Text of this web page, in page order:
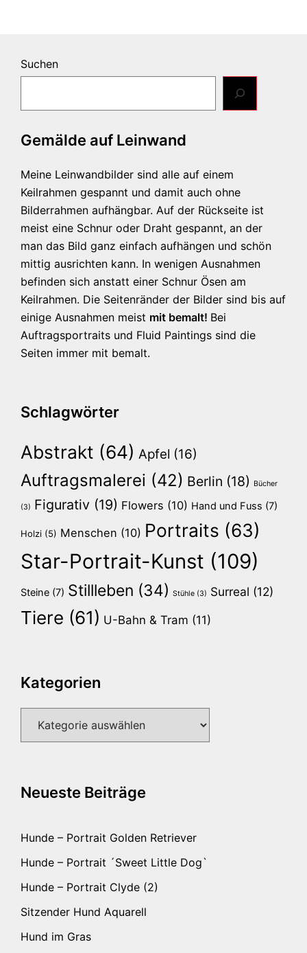
Suchen
Gemälde auf Leinwand
Meine Leinwandbilder sind alle auf einem
Keilrahmen gespannt und damit auch ohne
Bilderrahmen aufhängbar. Auf der Rückseite ist
meist eine Schnur oder Draht gespannt, an der
man das Bild ganz einfach aufhängen und schön
mittig ausrichten kann. In wenigen Ausnahmen
befinden sich anstatt einer Schnur Ösen am
Keilrahmen. Die Seitenränder der Bilder sind bis auf
einige Ausnahmen meist mit bemalt! Bei
Auftragsportraits und Fluid Paintings sind die
Seiten immer mit bemalt.
Schlagwörter
Abstrakt (64) Apfel (16)
Auftragsmalerei (42) Berlin (18) Bücher
(3) Figurativ (19) Flowers (10) Hand und Fuss (7)
Holzi (5) Menschen (10) Portraits (63)
Star-Portrait-Kunst (109)
Steine (7) Stillleben (34) Stühle (3) Surreal (12)
Tiere (61) U-Bahn & Tram (11)
Kategorien
Neueste Beiträge
Hunde – Portrait Golden Retriever
Hunde – Portrait ´Sweet Little Dog`
Hunde – Portrait Clyde (2)
Sitzender Hund Aquarell
Hund im Gras